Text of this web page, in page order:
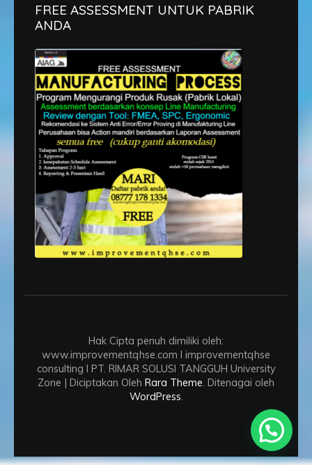
FREE ASSESSMENT UNTUK PABRIK
ANDA
Hak Cipta penuh dimiliki oleh:
www.improvementqhse.com I improvementqhse
consulting I PT. RIMAR SOLUSI TANGGUH University
Zone | Diciptakan Oleh Rara Theme. Ditenagai oleh
WordPress.